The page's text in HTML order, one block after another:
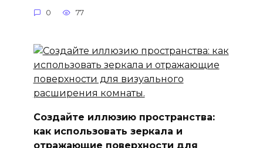
0 77
Создайте иллюзию пространства:
как использовать зеркала и
отражающие поверхности для